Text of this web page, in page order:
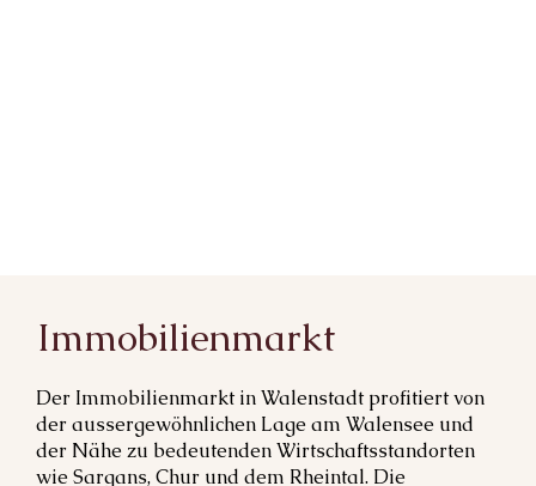
Immobilienmarkt
Der Immobilienmarkt in Walenstadt profitiert von
der aussergewöhnlichen Lage am Walensee und
der Nähe zu bedeutenden Wirtschaftsstandorten
wie Sargans, Chur und dem Rheintal. Die